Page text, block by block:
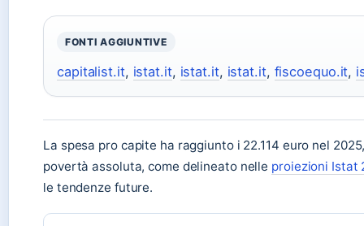
FONTI AGGIUNTIVE
capitalist.it, istat.it, istat.it, istat.it, fiscoequo.it,
La spesa pro capite ha raggiunto i 22.114 euro nel
povertà assoluta, come delineato nelle proiezioni Istat
le tendenze future.